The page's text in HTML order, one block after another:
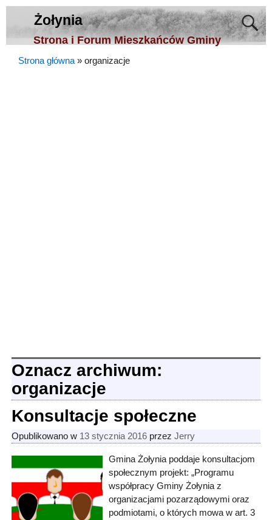
Żołynia
Strona i Forum Mieszkańców Gminy
Strona główna » organizacje
Oznacz archiwum:
organizacje
Konsultacje społeczne
Opublikowano w 13 stycznia 2016 przez Jerry
Gmina Żołynia poddaje konsultacjom
społecznym projekt: „Programu
współpracy Gminy Żołynia z
organizacjami pozarządowymi oraz
podmiotami, o których mowa w art. 3